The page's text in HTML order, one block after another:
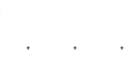
+ + +